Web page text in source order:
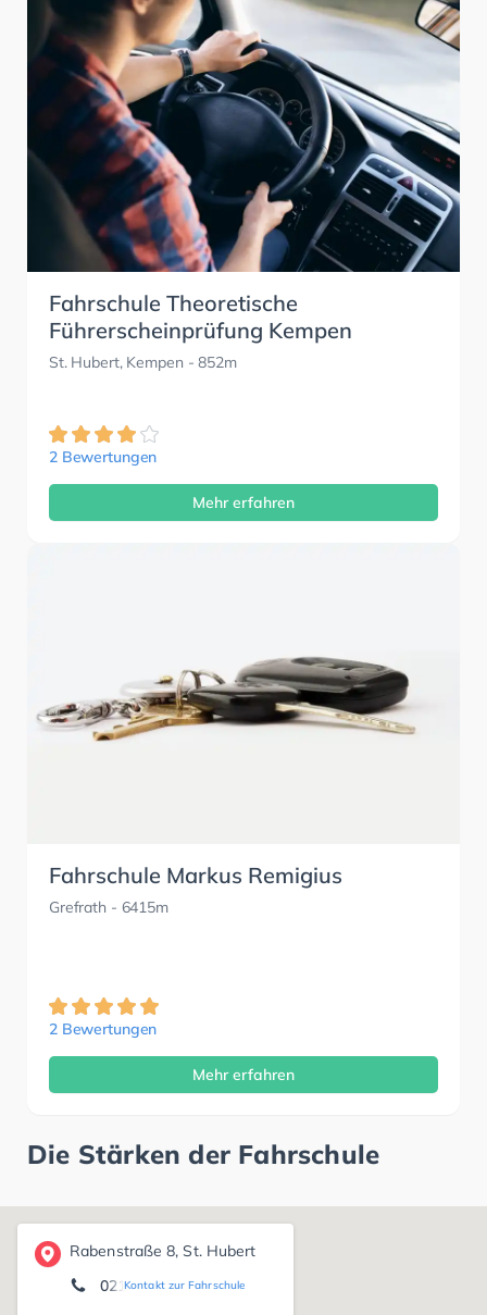
Fahrschule Theoretische
Führerscheinprüfung Kempen
St. Hubert, Kempen - 852m
2 Bewertungen
Mehr erfahren
Fahrschule Markus Remigius
Grefrath - 6415m
2 Bewertungen
Mehr erfahren
Die Stärken der Fahrschule
Rabenstraße 8, St. Hubert
Kontakt zur Fahrschule
02151 566 4676